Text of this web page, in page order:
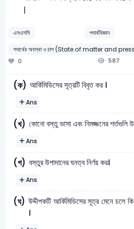
|
এসএসসি পদার্থবিজ্ঞান
পদার্থের অবস্থা ও চাপ (State of matter and
0
587
(ক) আর্কিমিডিসের সূত্রটি বিবৃত কর ।
Ans
(খ) কোনো বস্তু ভাসা এবং নিমজ্জনের শর্তগুলি
Ans
(গ) বস্তুর উপাদানের ঘনত্ব নির্ণয় কর।
Ans
(ঘ) উদ্দীপকটি আর্কিমিডিসের সূত্র মেনে চলে
।